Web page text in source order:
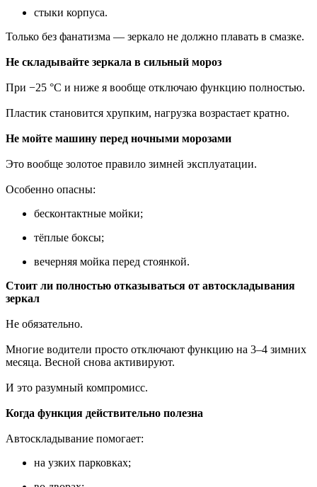
стыки корпуса.
Только без фанатизма — зеркало не должно плавать в смазке.
Не складывайте зеркала в сильный мороз
При −25 °C и ниже я вообще отключаю функцию полностью.
Пластик становится хрупким, нагрузка возрастает кратно.
Не мойте машину перед ночными морозами
Это вообще золотое правило зимней эксплуатации.
Особенно опасны:
бесконтактные мойки;
тёплые боксы;
вечерняя мойка перед стоянкой.
Стоит ли полностью отказываться от автоскладывания
зеркал
Не обязательно.
Многие водители просто отключают функцию на 3–4 зимних
месяца. Весной снова активируют.
И это разумный компромисс.
Когда функция действительно полезна
Автоскладывание помогает:
на узких парковках;